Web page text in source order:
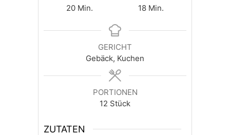
20Minuten
Min.
18Minuten
Min.
GERICHT
Gebäck, Kuchen
PORTIONEN
12 Stück
ZUTATEN